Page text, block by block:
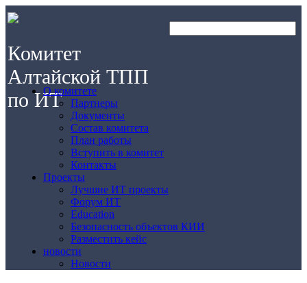
Комитет
Алтайской ТПП
по ИТО комитете
Партнеры
Документы
Состав комитета
План работы
Вступить в комитет
Контакты
Проекты
Лучшие ИТ проекты
Форум ИТ
Education
Безопасность объектов КИИ
Разместить кейс
новости
Новости